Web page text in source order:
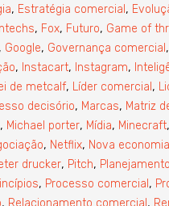
, Estratégia comercial ,
, Fox, Futuro, Game of
, Google, Governança comercial ,
, Instacart, Instagram,
de metcalf, Líder comercial ,
decisório, Marcas, Matriz
, Michael porter, Mídia, Minecraft,
, Netflix, Nova economia
drucker, Pitch,
, Processo comercial ,
, Relacionamento comercial ,